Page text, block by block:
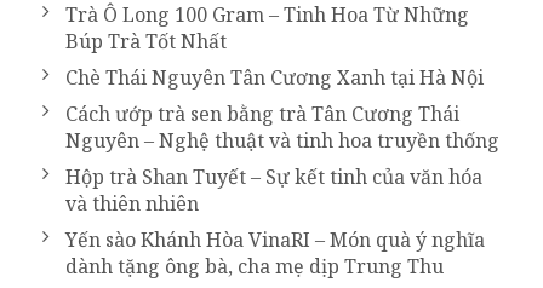
Trà Ô Long 100 Gram – Tinh Hoa Từ Những
Búp Trà Tốt Nhất
Chè Thái Nguyên Tân Cương Xanh tại Hà Nội
Cách ướp trà sen bằng trà Tân Cương Thái
Nguyên – Nghệ thuật và tinh hoa truyền thống
Hộp trà Shan Tuyết – Sự kết tinh của văn hóa
và thiên nhiên
Yến sào Khánh Hòa VinaRI – Món quà ý nghĩa
dành tặng ông bà, cha mẹ dịp Trung Thu